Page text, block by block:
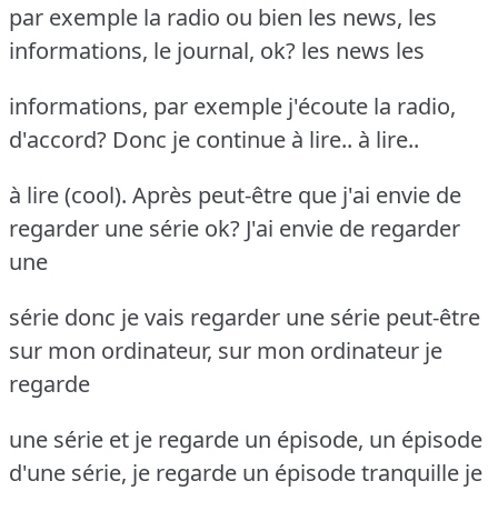
par exemple la radio ou bien les news, les
informations, le journal, ok? les news les
informations, par exemple j'écoute la radio,
d'accord? Donc je continue à lire.. à lire..
à lire (cool). Après peut-être que j'ai envie de
regarder une série ok? J'ai envie de regarder
une
série donc je vais regarder une série peut-être
sur mon ordinateur, sur mon ordinateur je
regarde
une série et je regarde un épisode, un épisode
d'une série, je regarde un épisode tranquille je